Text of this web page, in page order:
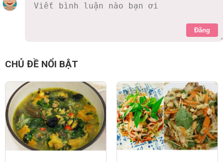
Đăng
CHỦ ĐỀ NỔI BẬT